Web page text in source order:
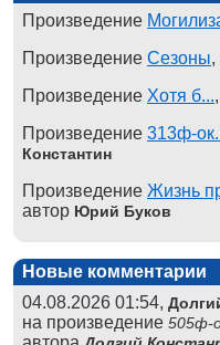
Произведение
Произведение Сезоны,
Произведение Хотя б...
Произведение 313ф-
Константин
Произведение Жизнь
автор Юрий Буков
Новые комментарии
04.08.2026 01:54,
на произведение 505ф-